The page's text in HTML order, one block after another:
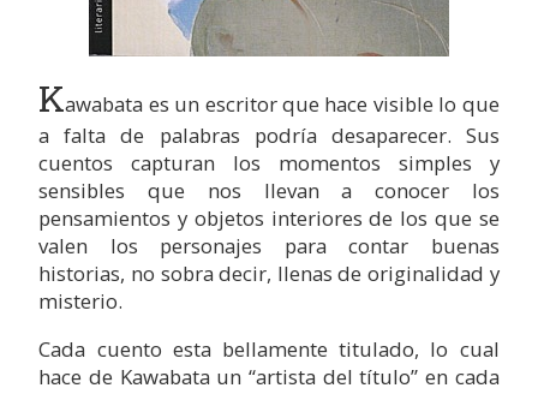
Kawabata es un escritor que hace visible lo que
a falta de palabras podría desaparecer. Sus
cuentos capturan los momentos simples y
sensibles que nos llevan a conocer los
pensamientos y objetos interiores de los que se
valen los personajes para contar buenas
historias, no sobra decir, llenas de originalidad y
misterio.
Cada cuento esta bellamente titulado, lo cual
hace de Kawabata un “artista del título” en cada